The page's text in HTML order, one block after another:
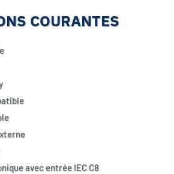
COURANTES
avec entrée IEC C8